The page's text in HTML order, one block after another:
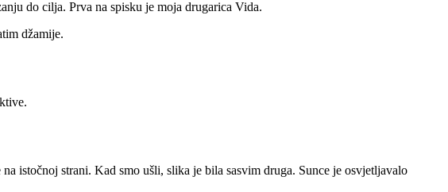
do cilja. Prva na spisku je moja drugarica Vida.
džamije.
istočnoj strani. Kad smo ušli, slika je bila sasvim druga. Sunce je osvjetljavalo